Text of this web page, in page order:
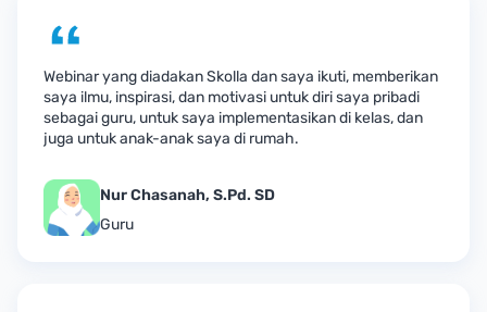
Webinar yang diadakan Skolla dan saya ikuti, memberikan
saya ilmu, inspirasi, dan motivasi untuk diri saya pribadi
sebagai guru, untuk saya implementasikan di kelas, dan
juga untuk anak-anak saya di rumah.
Nur Chasanah, S.Pd. SD
Guru